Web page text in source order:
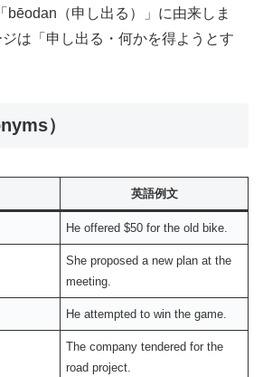
bēodan（申し出る）」に由来しま
は「申し出る・何かを得ようとす
）
英語例文
He offered $50 for the old bike.
She proposed a new plan at the
meeting.
He attempted to win the game.
The company tendered for the
road project.